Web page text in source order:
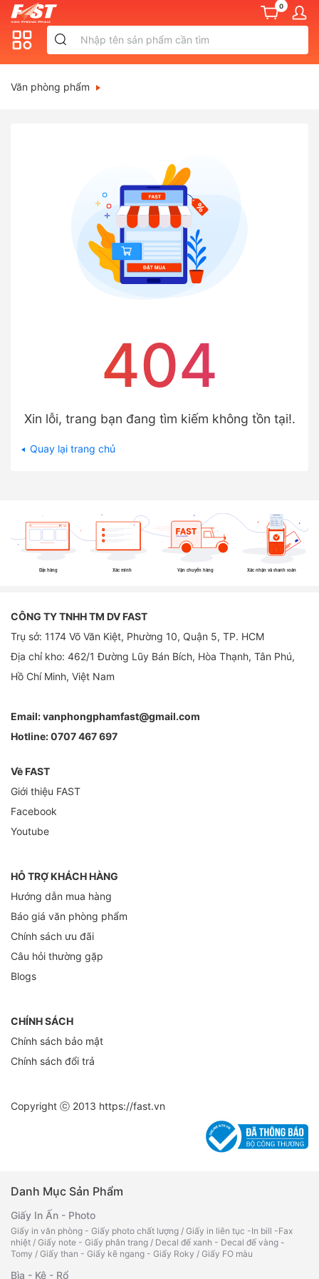
0
Văn phòng phẩm
404
Xin lỗi, trang bạn đang tìm kiếm không tồn tại!.
Quay lại trang chủ
Đặt hàng Xác minh Vận chuyển hàng Xác nhận và thanh toán
CÔNG TY TNHH TM DV FAST
Trụ sở: 1174 Võ Văn Kiệt, Phường 10, Quận 5, TP. HCM
Địa chỉ kho: 462/1 Đường Lũy Bán Bích, Hòa Thạnh, Tân Phú,
Hồ Chí Minh, Việt Nam
Email:vanphongphamfast@gmail.com
Hotline:0707 467 697
Về FAST
Giới thiệu FAST
Facebook
Youtube
HỖ TRỢ KHÁCH HÀNG
Hướng dẫn mua hàng
Báo giá văn phòng phẩm
Chính sách ưu đãi
Câu hỏi thường gặp
Blogs
CHÍNH SÁCH
Chính sách bảo mật
Chính sách đổi trả
Copyright ⓒ 2013 https://fast.vn
Danh Mục Sản Phẩm
Giấy In Ấn - Photo
Giấy in văn phòng - Giấy photo chất lượng / Giấy in liên tục -In bill -Fax
nhiệt / Giấy note - Giấy phân trang / Decal đế xanh - Decal đế vàng -
Tomy / Giấy than - Giấy kẽ ngang - Giấy Roky / Giấy FO màu
Bìa - Kệ - Rổ